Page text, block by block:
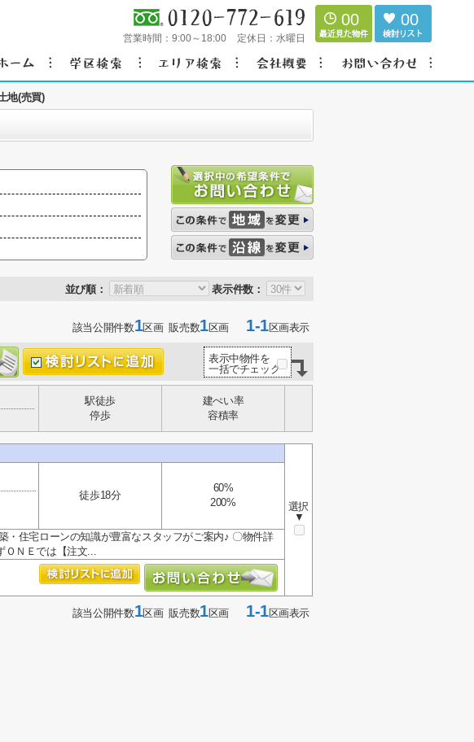
営業時間： 9:00～18:00 定休日： 水曜日
00 00
地(売買)
並び順： 表示件数：
該当公開件数1区画 販売数1区画1-1区画表示
表示中物件を
一括でチェック
駅徒歩
停歩
建ぺい率
容積率
選択
▼
徒歩18分
60%
200%
住宅ローンの知識が豊富なスタッフがご案内♪ 〇物件詳
ＯＮＥでは【注文...
該当公開件数1区画 販売数1区画1-1区画表示